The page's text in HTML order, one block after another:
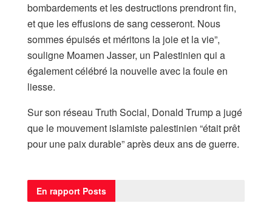
bombardements et les destructions prendront fin,
et que les effusions de sang cesseront. Nous
sommes épuisés et méritons la joie et la vie”,
souligne Moamen Jasser, un Palestinien qui a
également célébré la nouvelle avec la foule en
liesse.
Sur son réseau Truth Social, Donald Trump a jugé
que le mouvement islamiste palestinien “était prêt
pour une paix durable” après deux ans de guerre.
En rapport Posts